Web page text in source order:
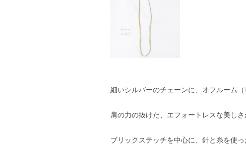
細いシルバーのチェーンに、オフルーム
肩の力の抜けた、エフォートレスな美し
ブリックステッチを中心に、針と糸を使